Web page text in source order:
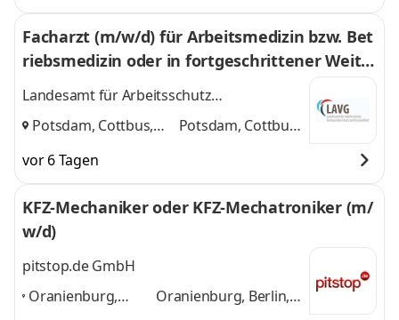
Facharzt (m/w/d) für Arbeitsmedizin bzw. Bet
riebsmedizin oder in fortgeschrittener Weite
rbildung bzw. Facharzt (m/w/d) mit Interesse
zum Erwerb der Zusatzbezeichnung Betriebs
medizin
Landesamt für Arbeitsschutz
Verbraucherschutz und Gesundheit
Potsdam, Cottbus,
Potsdam, Cottbus,
vor 6 Tagen
KFZ-Mechaniker oder KFZ-Mechatroniker (m/
w/d)
pitstop.de GmbH
Oranienburg,
Oranienburg, Berlin,